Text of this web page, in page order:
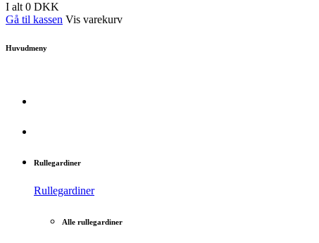
I alt0 DKK
Gå til kassen Vis varekurv
Huvudmeny
Rullegardiner
Rullegardiner
Alle rullegardiner